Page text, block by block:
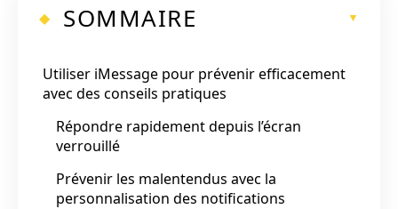
SOMMAIRE
Utiliser iMessage pour prévenir efficacement
avec des conseils pratiques
Répondre rapidement depuis l’écran
verrouillé
Prévenir les malentendus avec la
personnalisation des notifications